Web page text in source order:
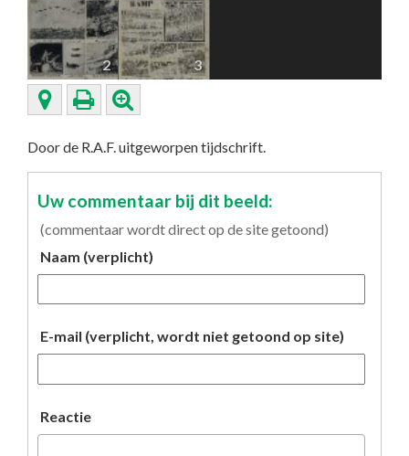
2 3
Door de R.A.F. uitgeworpen tijdschrift.
Uw commentaar bij dit beeld:
(commentaar wordt direct op de site getoond)
Naam (verplicht)
E-mail (verplicht, wordt niet getoond op site)
Reactie